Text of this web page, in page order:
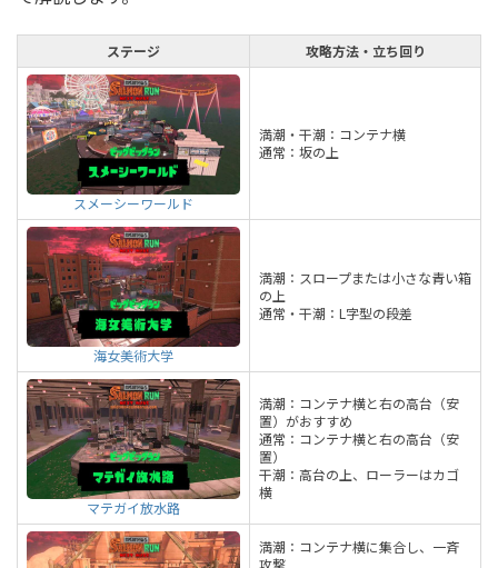
ステージ 攻略方法・立ち回り
スメーシーワールド
満潮・干潮：コンテナ横
通常：坂の上
海女美術大学
満潮：スロープまたは小さな青い箱
の上
通常・干潮：L字型の段差
マテガイ放水路
満潮：コンテナ横と右の高台（安
置）がおすすめ
通常：コンテナ横と右の高台（安
置）
干潮：高台の上、ローラーはカゴ
横
満潮：コンテナ横に集合し、一斉